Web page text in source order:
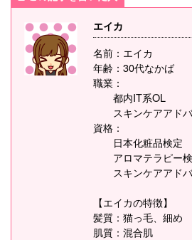
エイカ
名前：エイカ
年齢：30代なかば
職業：
都内IT系OL
スキンケアアドバ
資格：
日本化粧品検定
アロマテラピー検
スキンケアアドバ
【エイカの特徴】
髪質：猫っ毛、細め
肌質：混合肌